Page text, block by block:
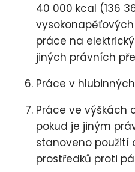
40 000 kcal (136
práce na
jiných právních
Práce v
Práce ve výškách
pokud je jiným
stanoveno použití
prostředků proti